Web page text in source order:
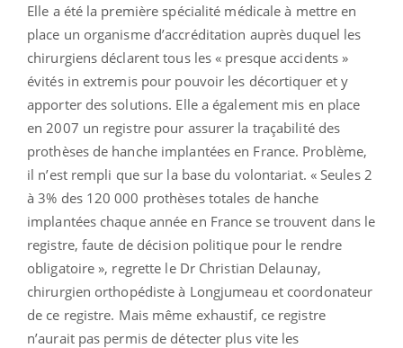
Elle a été la première spécialité médicale à mettre en
place un organisme d’accréditation auprès duquel les
chirurgiens déclarent tous les « presque accidents »
évités in extremis pour pouvoir les décortiquer et y
apporter des solutions. Elle a également mis en place
en 2007 un registre pour assurer la traçabilité des
prothèses de hanche implantées en France. Problème,
il n’est rempli que sur la base du volontariat. « Seules 2
à 3% des 120 000 prothèses totales de hanche
implantées chaque année en France se trouvent dans le
registre, faute de décision politique pour le rendre
obligatoire », regrette le Dr Christian Delaunay,
chirurgien orthopédiste à Longjumeau et coordonateur
de ce registre. Mais même exhaustif, ce registre
n’aurait pas permis de détecter plus vite les